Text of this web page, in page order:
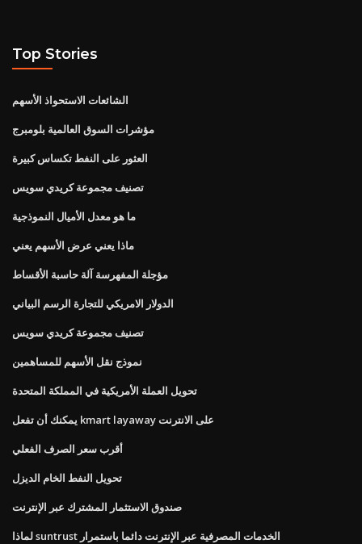
Top Stories
الشائعات الاستحواذ الأسهم
مؤشرات السوق العالمية بلومبرج
العثور على النفط تكساس كبيرة
تصنيف مجموعة كريدي سويس
ما هو معدل الأميال النموذجية
ماذا يعني عرض الأسهم يعني
مؤجلة المفهرسة آلة حاسبة الأقساط
الدولار الامريكي للتجارة الرسم البياني
تصنيف مجموعة كريدي سويس
نموذج نقل الأسهم للمساهمين
تحويل العملة الأمريكية في المملكة المتحدة
يمكنك أن تفعل kmart layaway على الانترنت
أقرب سعر الصرف الفعلي
تحويل النفط الخام الديزل
صندوق الاستثمار المشترك عبر الإنترنت
لماذا suntrust الخدمات المصرفية عبر الإنترنت دائما باستمرار